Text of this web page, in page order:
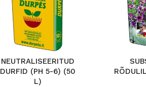
NEUTRALISEERITUD
DURFID (PH 5-6) (50
L)